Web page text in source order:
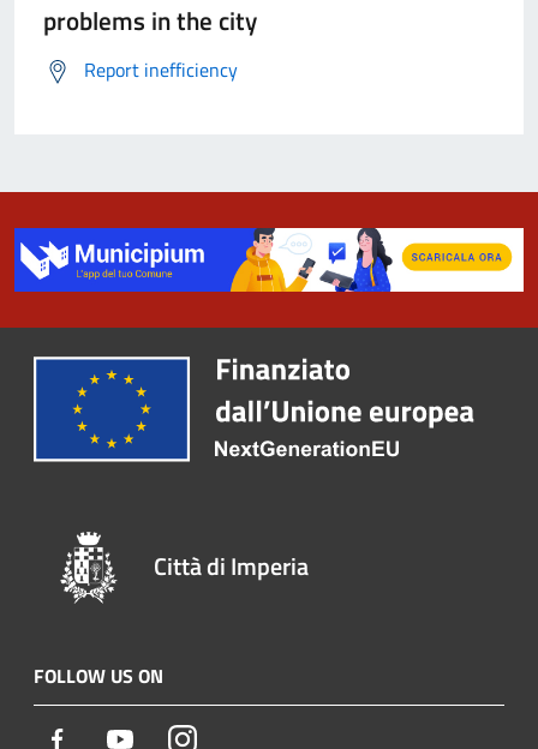
problems in the city
Report inefficiency
Città di Imperia
FOLLOW US ON
Facebook YoutubeInstagram